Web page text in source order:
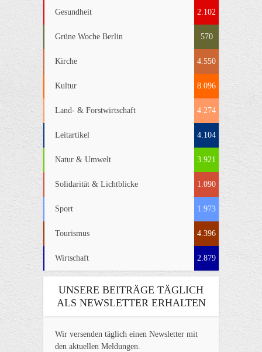
Gesundheit 2.102
Grüne Woche Berlin 570
Kirche 4.550
Kultur 8.096
Land- & Forstwirtschaft 4.274
Leitartikel 4.104
Natur & Umwelt 3.921
Solidarität & Lichtblicke 1.090
Sport 1.973
Tourismus 4.396
Wirtschaft 2.879
UNSERE BEITRÄGE TÄGLICH
ALS NEWSLETTER ERHALTEN
Wir versenden täglich einen Newsletter mit
den aktuellen Meldungen.